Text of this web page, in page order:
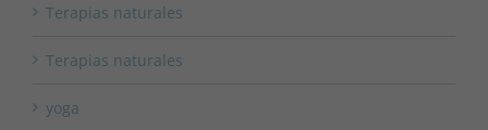
Terapias naturales
Terapias naturales
yoga